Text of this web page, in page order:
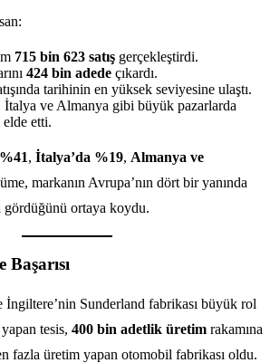
715 bin 623 satış gerçekleştirdi.
424 bin adede çıkardı.
tarihinin en yüksek seviyesine ulaştı.
İtalya ve Almanya gibi büyük pazarlarda
elde etti.
, İtalya’da %19, Almanya ve
markanın Avrupa’nın dört bir yanında
ortaya koydu.
Başarısı
İngiltere’nin Sunderland fabrikası büyük rol
tesis, 400 bin adetlik üretim rakamına
fazla üretim yapan otomobil fabrikası oldu.